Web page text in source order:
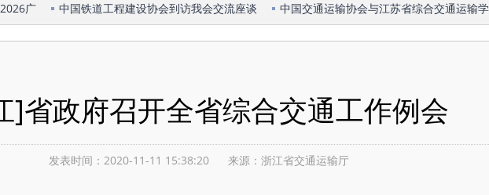
广 中国铁道工程建设协会到访我会交流座谈 中国交通运输协会与江苏省综合交通运输学会
]省政府召开全省综合交通工作例会
发表时间：2020-11-11 15:38:20 来源：浙江省交通运输厅